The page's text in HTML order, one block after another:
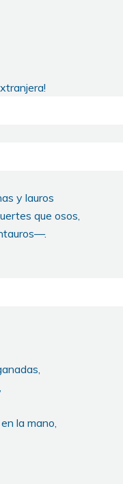
y lauros
que osos,
la mano,